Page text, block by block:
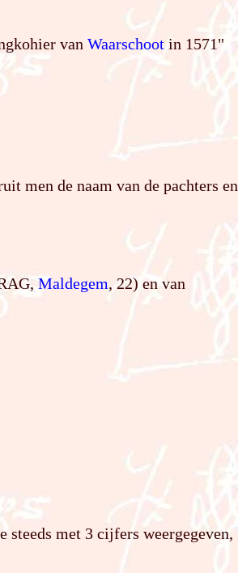
vanWaarschootin 1571"
men de naam van de pachters en
Maldegem, 22) en van
steeds met 3 cijfers weergegeven,